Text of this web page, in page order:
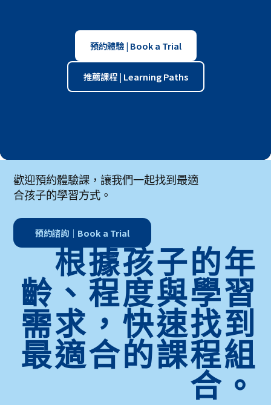
預約體驗 | Book a Trial
推薦課程 | Learning Paths
歡迎預約體驗課，讓我們一起找到最適
合孩子的學習方式。
預約諮詢｜Book a Trial
根據孩子的年
齡、程度與學習
需求，快速找到
最適合的課程組
合。